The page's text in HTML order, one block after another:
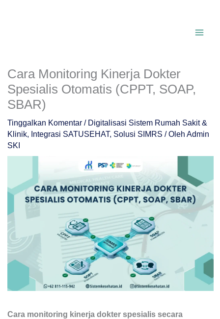
Cara Monitoring Kinerja Dokter
Spesialis Otomatis (CPPT, SOAP,
SBAR)
Tinggalkan Komentar / Digitalisasi Sistem Rumah Sakit &
Klinik, Integrasi SATUSEHAT, Solusi SIMRS / Oleh Admin
SKI
Cara monitoring kinerja dokter spesialis secara